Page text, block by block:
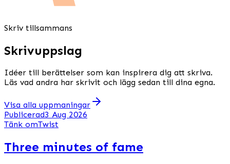
Skriv tillsammans
Skrivuppslag
Idéer till berättelser som kan inspirera dig att skriva.
Läs vad andra har skrivit och lägg sedan till dina egna.
Visa alla uppmaningar
Publicerad3 Aug 2026
Tänk omTwist
Three minutes of fame